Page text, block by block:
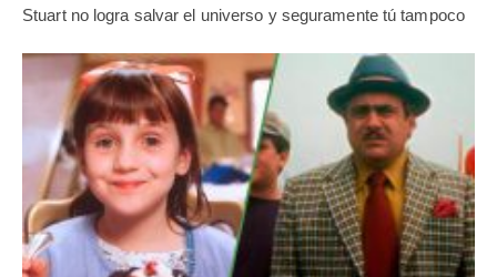
Stuart no logra salvar el universo y seguramente tú tampoco